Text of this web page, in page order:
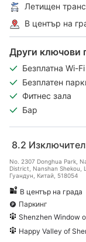
Летищен
В център на
Други ключови
Безплатна Wi-
Безплатен
Фитнес зала
Бар
8.2
No. 2307 Donghua Park,
District, Nanshan
Гуандун, Китай, 518054
В център на града
Паркинг
Shenzhen Window of the
Happy Valley of